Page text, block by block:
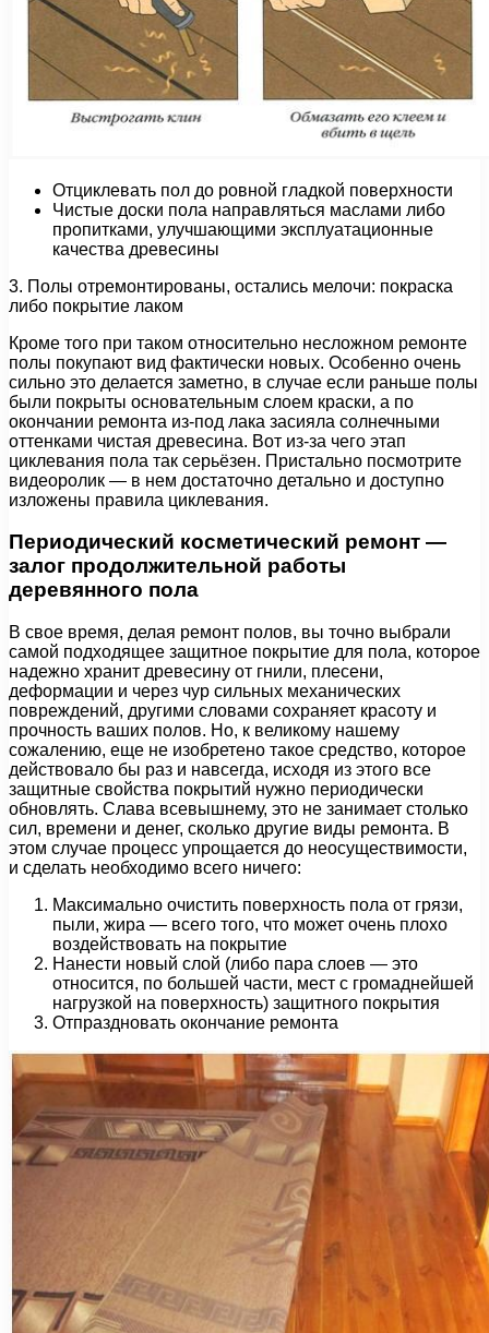
Отциклевать пол до ровной гладкой поверхности
Чистые доски пола направляться маслами либо
пропитками, улучшающими эксплуатационные
качества древесины
3. Полы отремонтированы, остались мелочи: покраска
либо покрытие лаком
Кроме того при таком относительно несложном ремонте
полы покупают вид фактически новых. Особенно очень
сильно это делается заметно, в случае если раньше полы
были покрыты основательным слоем краски, а по
окончании ремонта из-под лака засияла солнечными
оттенками чистая древесина. Вот из-за чего этап
циклевания пола так серьёзен. Пристально посмотрите
видеоролик — в нем достаточно детально и доступно
изложены правила циклевания.
Периодический косметический ремонт —
залог продолжительной работы
деревянного пола
В свое время, делая ремонт полов, вы точно выбрали
самой подходящее защитное покрытие для пола, которое
надежно хранит древесину от гнили, плесени,
деформации и через чур сильных механических
повреждений, другими словами сохраняет красоту и
прочность ваших полов. Но, к великому нашему
сожалению, еще не изобретено такое средство, которое
действовало бы раз и навсегда, исходя из этого все
защитные свойства покрытий нужно периодически
обновлять. Слава всевышнему, это не занимает столько
сил, времени и денег, сколько другие виды ремонта. В
этом случае процесс упрощается до неосуществимости,
и сделать необходимо всего ничего:
Максимально очистить поверхность пола от грязи,
пыли, жира — всего того, что может очень плохо
воздействовать на покрытие
Нанести новый слой (либо пара слоев — это
относится, по большей части, мест с громаднейшей
нагрузкой на поверхность) защитного покрытия
Отпраздновать окончание ремонта